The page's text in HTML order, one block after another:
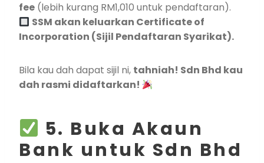
fee (lebih kurang RM1,010 untuk pendaftaran).
SSM akan keluarkan Certificate of
Incorporation (Sijil Pendaftaran Syarikat).
Bila kau dah dapat sijil ni, tahniah! Sdn Bhd kau
dah rasmi didaftarkan!
5. Buka Akaun
Bank untuk Sdn Bhd